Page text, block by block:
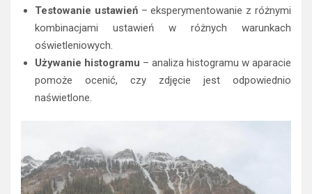
Testowanie ustawień– eksperymentowanie z różnymi
kombinacjami ustawień w różnych warunkach
oświetleniowych.
Używanie histogramu – analiza histogramu w aparacie
pomoże ocenić, czy zdjęcie jest odpowiednio
naświetlone.